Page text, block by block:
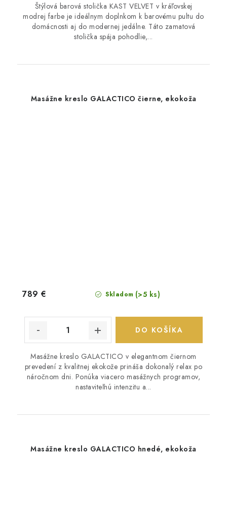
Štýlová barová stolička KAST VELVET v kráľovskej
modrej farbe je ideálnym doplnkom k barovému pultu do
domácnosti aj do modernej jedálne. Táto zamatová
stolička spája pohodlie,...
Masážne kreslo GALACTICO čierne, ekokoža
Skladom (>5 ks)
789 €
DO KOŠÍKA
Masážne kreslo GALACTICO v elegantnom čiernom
prevedení z kvalitnej ekokože prináša dokonalý relax po
náročnom dni. Ponúka viacero masážnych programov,
nastaviteľnú intenzitu a...
Masážne kreslo GALACTICO hnedé, ekokoža